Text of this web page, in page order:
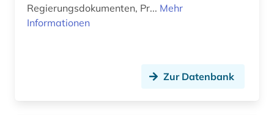
Regierungsdokumenten, Pr... Mehr
Informationen
Zur Datenbank